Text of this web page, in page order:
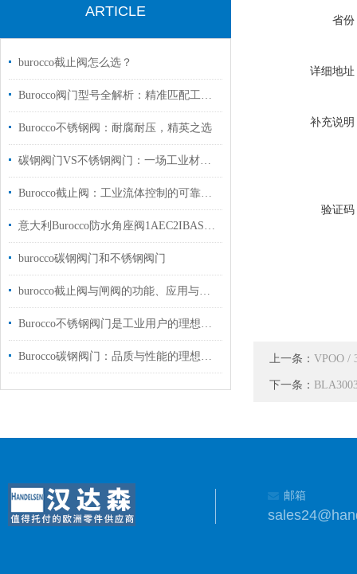
ARTICLE
burocco截止阀怎么选？
Burocco阀门型号全解析：精准匹配工况，意式精工赋能多元工业
Burocco不锈钢阀：耐腐耐压，精英之选
碳钢阀门VS不锈钢阀门：一场工业材料的“较量”
Burocco截止阀：工业流体控制的可靠之选
意大利Burocco防水角座阀1AEC2IBAS1D2国内库存现货中国总代理
burocco碳钢阀门和不锈钢阀门
burocco截止阀与闸阀的功能、应用与选择
Burocco不锈钢阀门是工业用户的理想选择
Burocco碳钢阀门：品质与性能的理想融合
省份
详细地址
补充说明
验证码
上一条： VPOO /
下一条：
邮箱